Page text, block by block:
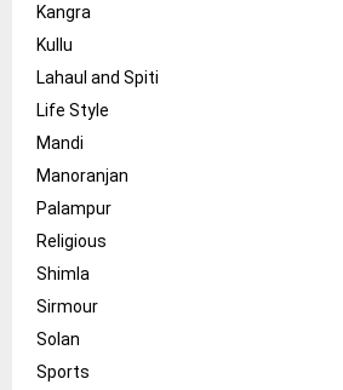
Kangra
Kullu
Lahaul and Spiti
Life Style
Mandi
Manoranjan
Palampur
Religious
Shimla
Sirmour
Solan
Sports